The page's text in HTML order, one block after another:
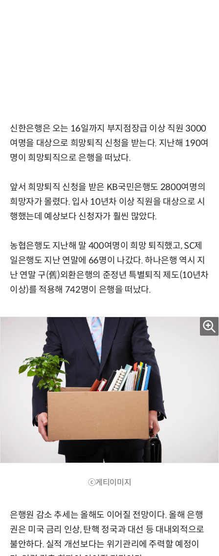
신한은행은 오는 16일까지 부지점장급 이상 직원 3000
여명을 대상으로 희망퇴직 신청을 받는다. 지난해 190여
명이 희망퇴직으로 은행을 떠났다.
앞서 희망퇴직 신청을 받은 KB국민은행도 2800여명의
희망자가 몰렸다. 입사 10년차 이상 직원을 대상으로 시
행했는데 예상보다 신청자가 훨씬 많았다.
농협은행도 지난해 말 400여명이 희망 퇴직했고, SC제
일은행도 지난 연말에 66명이 나갔다. 하나은행 역시 지
난 연말 구(舊)외환은행의 준정년 특별퇴직 제도(10년차
이상)를 적용해 742명이 은행을 떠났다.
ⓒ게티이미지
은행원 감소 추세는 올해도 이어질 전망이다. 올해 은행
권은 미국 금리 인상, 탄핵 정국과 대선 등 대내외적으로
불안하다. 실적 개선보다는 위기관리에 주력할 예정이